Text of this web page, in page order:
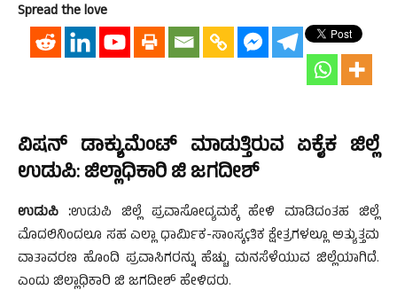
Spread the love
ವಿಷನ್ ಡಾಕ್ಯುಮೆಂಟ್ ಮಾಡುತ್ತಿರುವ ಏಕೈಕ ಜಿಲ್ಲೆ
ಉಡುಪಿ: ಜಿಲ್ಲಾಧಿಕಾರಿ ಜಿ ಜಗದೀಶ್
ಉಡುಪಿ :ಉಡುಪಿ ಜಿಲ್ಲೆ ಪ್ರವಾಸೋದ್ಯಮಕ್ಕೆ ಹೇಳಿ ಮಾಡಿದಂತಹ ಜಿಲ್ಲೆ
ಮೊದಲಿನಿಂದಲೂ ಸಹ ಎಲ್ಲಾ ಧಾರ್ಮಿಕ-ಸಾಂಸ್ಕçತಿಕ ಕ್ಷೇತ್ರಗಳಲ್ಲೂ ಅತ್ಯುತ್ತಮ
ವಾತಾವರಣ ಹೊಂದಿ ಪ್ರವಾಸಿಗರನ್ನು ಹೆಚ್ಚು ಮನಸೆಳೆಯುವ ಜಿಲ್ಲೆಯಾಗಿದೆ.
ಎಂದು ಜಿಲ್ಲಾಧಿಕಾರಿ ಜಿ ಜಗದೀಶ್ ಹೇಳಿದರು.